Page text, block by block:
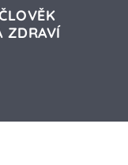
ZDRAVÍ